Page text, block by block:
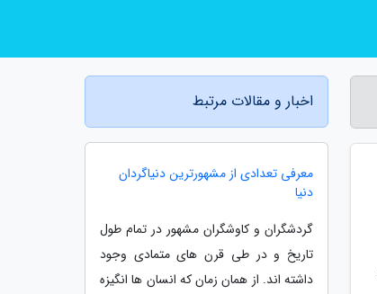
اخبار و مقالات مرتبط
معرفی تعدادی از مشهورترین دنیاگردان
دنیا
گردشگران و کاوشگران مشهور در تمام طول
تاریخ و در طی قرن های متمادی وجود
داشته اند. از همان زمان که انسان ها انگیزه